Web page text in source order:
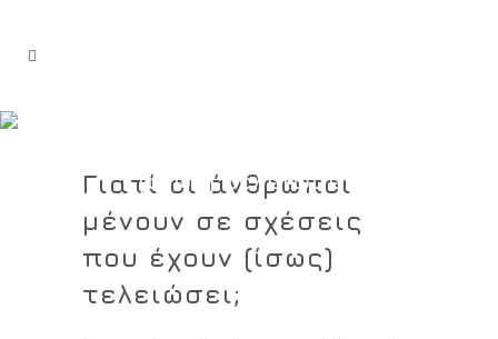
(ίσως) τελειώσει;
Γιατί οι άνθρωποι
μένουν σε σχέσεις
που έχουν (ίσως)
τελειώσει;